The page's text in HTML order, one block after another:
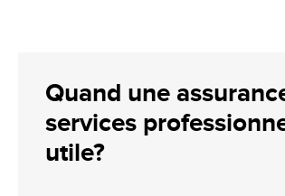
Quand une
services
utile?